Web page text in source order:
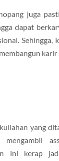
juga
dapat
Sehingga,
karir
yang
ini kerap